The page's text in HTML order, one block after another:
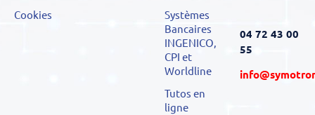
Cookies
Systèmes
Bancaires
INGENICO,
CPI et
Worldline
Tutos en
ligne
04 72 43 00
55